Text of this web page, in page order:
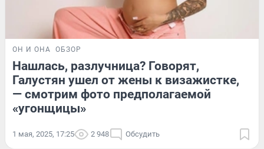
ОН И ОНА ОБЗОР
Нашлась, разлучница? Говорят,
Галустян ушел от жены к визажистке,
— смотрим фото предполагаемой
«угонщицы»
1 мая, 2025, 17:25 2 948 Обсудить